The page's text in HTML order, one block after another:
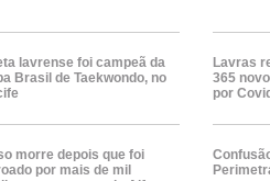
lavrense foi campeã da
Brasil de Taekwondo, no
Lavras
365
por
morre depois que foi
por mais de mil